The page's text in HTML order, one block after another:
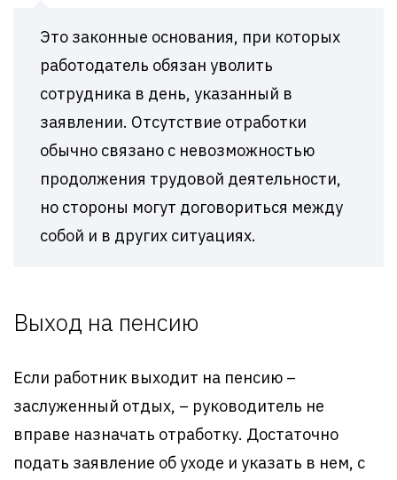
Это законные основания, при которых
работодатель обязан уволить
сотрудника в день, указанный в
заявлении. Отсутствие отработки
обычно связано с невозможностью
продолжения трудовой деятельности,
но стороны могут договориться между
собой и в других ситуациях.
Выход на пенсию
Если работник выходит на пенсию –
заслуженный отдых, – руководитель не
вправе назначать отработку. Достаточно
подать заявление об уходе и указать в нем, с